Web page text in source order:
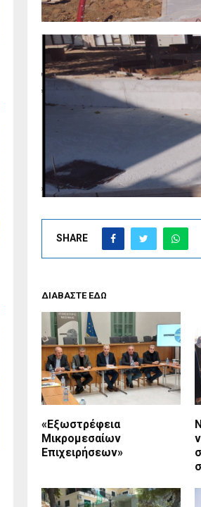
SHARE
ΔΙΑΒΑΣΤΕ ΕΔΩ
«Εξωστρέφεια
Μικρομεσαίων
Επιχειρήσεων»